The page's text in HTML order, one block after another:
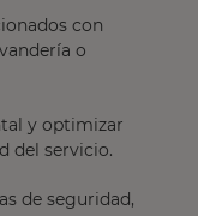
con
o
y optimizar
del servicio.
de seguridad,